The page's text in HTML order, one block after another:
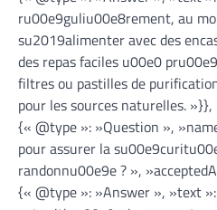
ru00e9guliu00e8rement, au
su2019alimenter avec des
des repas faciles u00e0
filtres ou pastilles de
pour les sources naturelles. »}},
{« @type »: »Question »,
pour assurer la
randonnu00e9e ? »,
{« @type »: »Answer », »text